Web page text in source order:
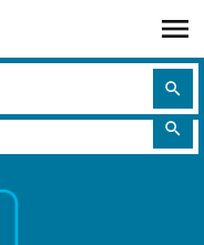
search
share
search